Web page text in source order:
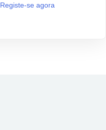
Registe-se agora